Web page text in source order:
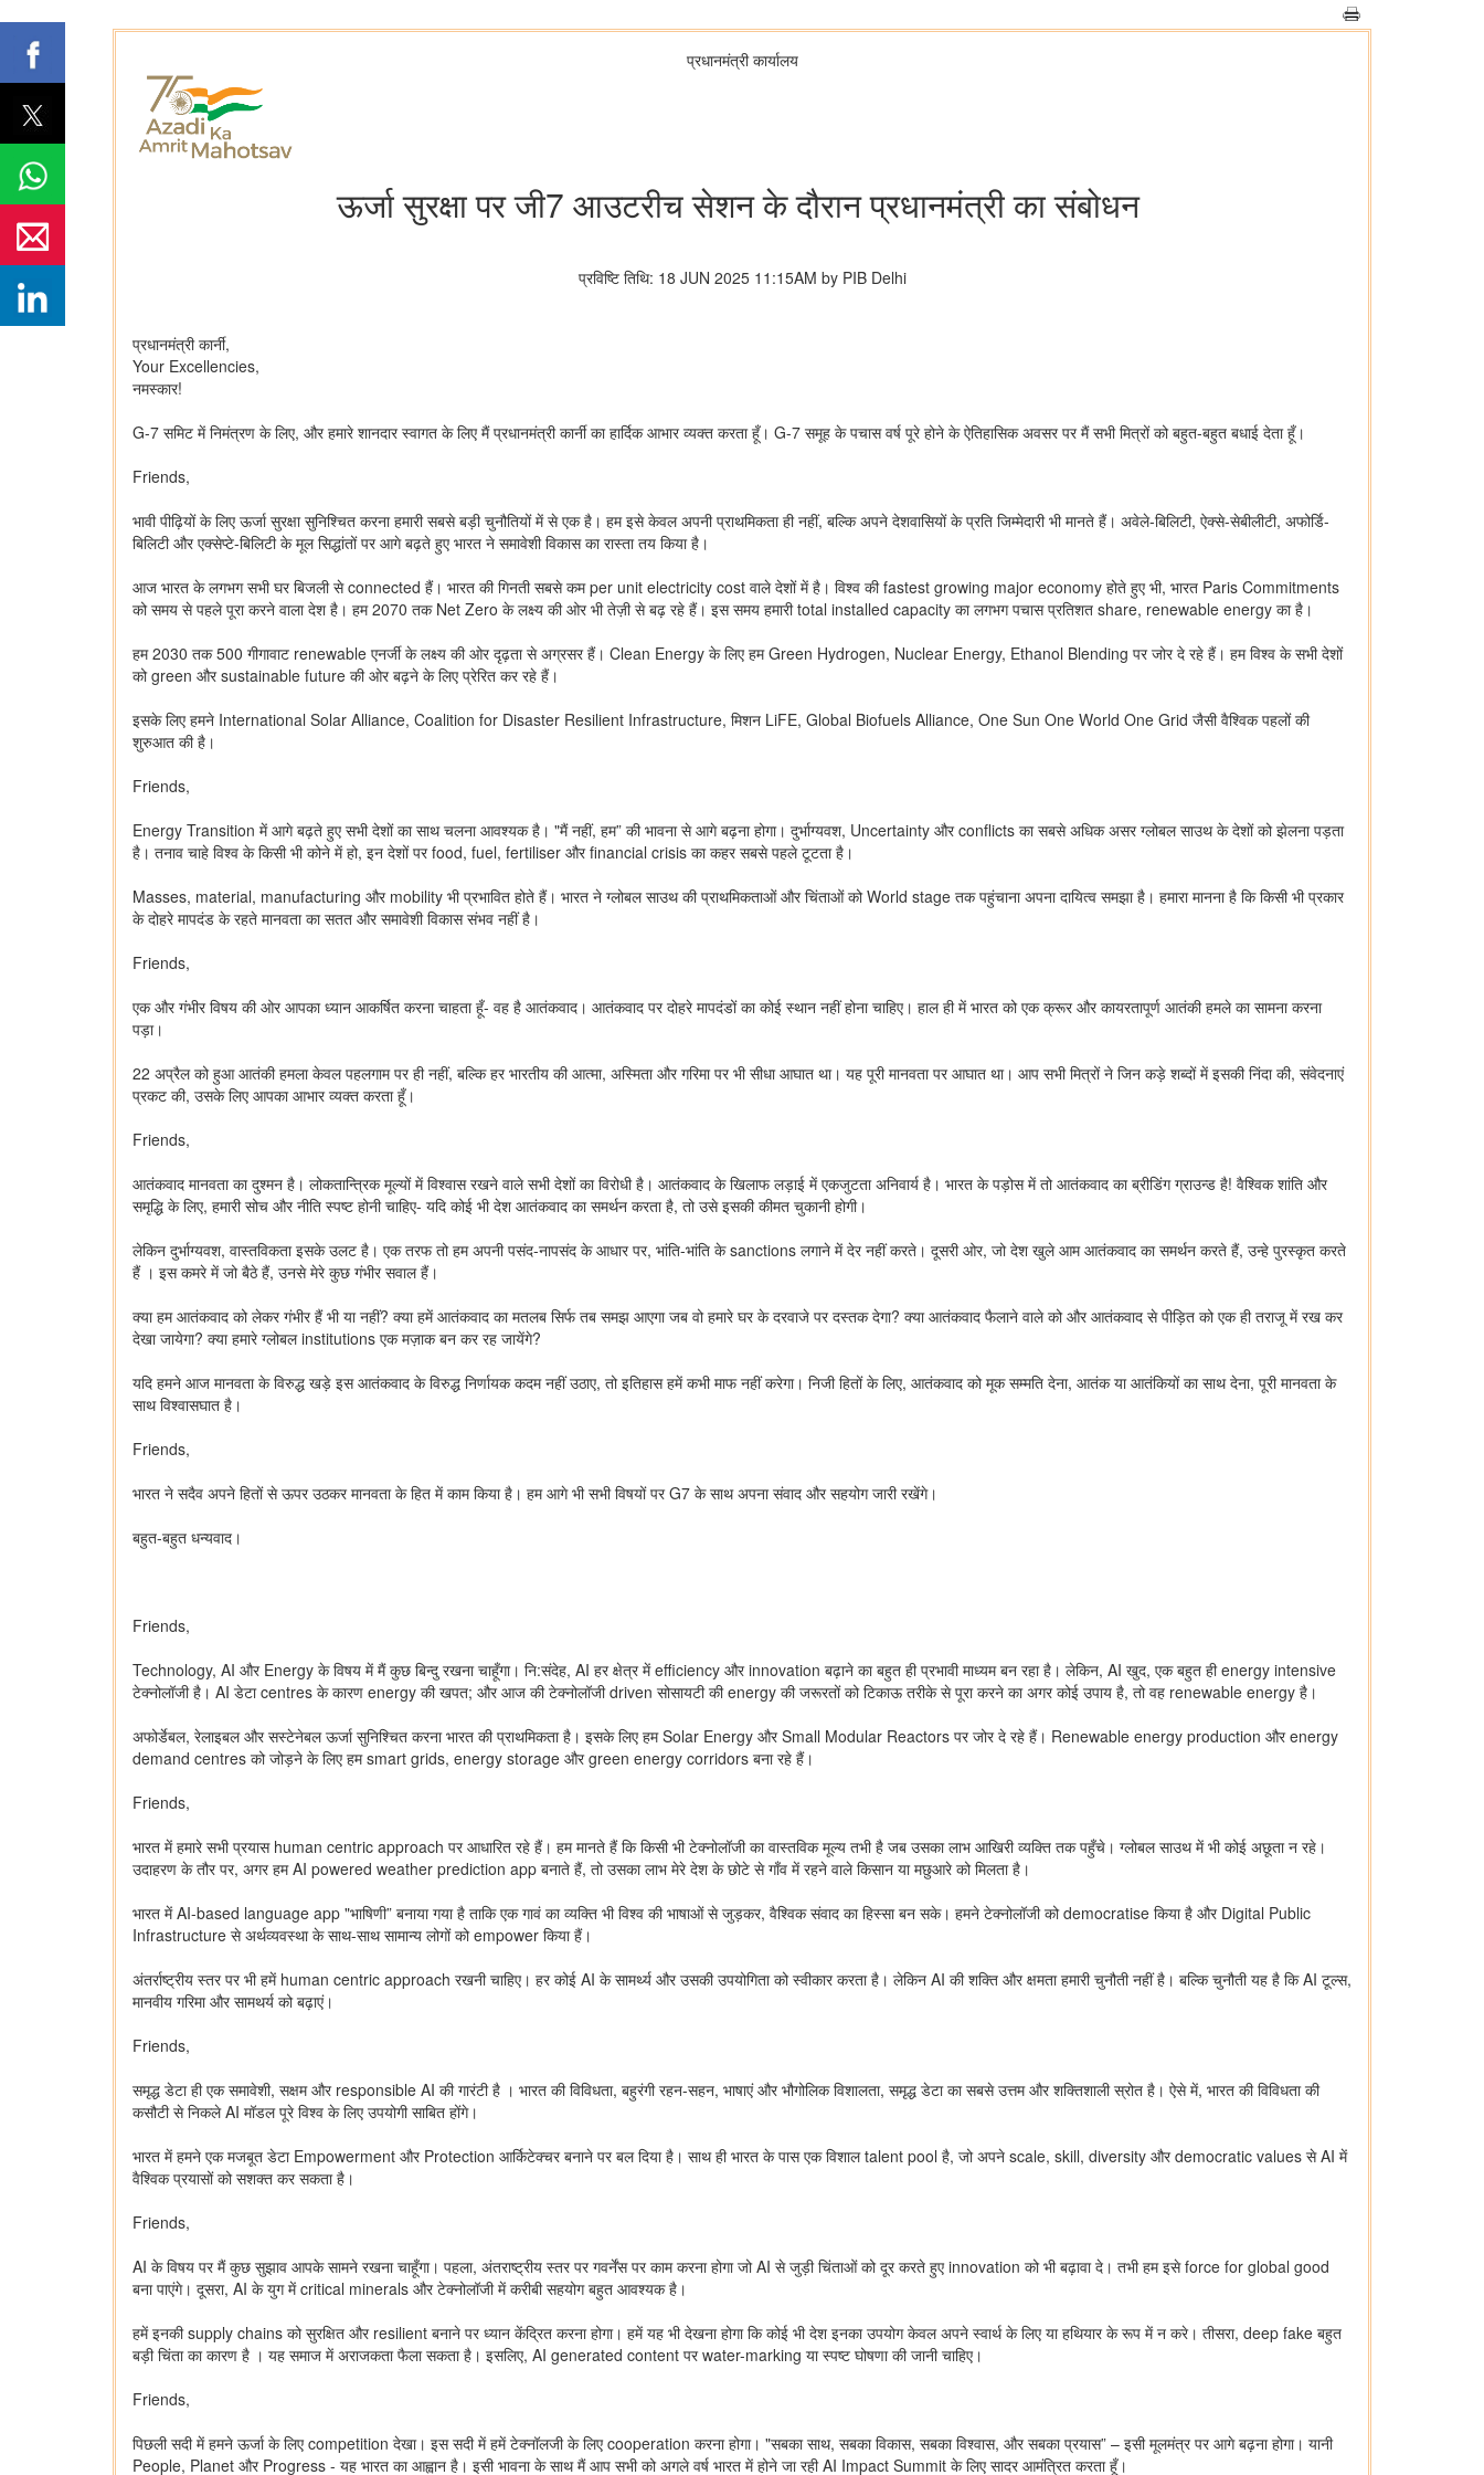
प्रधानमंत्री कार्यालय
ऊर्जा सुरक्षा पर जी7 आउटरीच सेशन के दौरान प्रधानमंत्री का संबोधन
प्रविष्टि तिथि: 18 JUN 2025 11:15AM by PIB Delhi
प्रधानमंत्री कार्नी,
Your Excellencies,
नमस्कार!
G-7 समिट में निमंत्रण के लिए, और हमारे शानदार स्वागत के लिए मैं प्रधानमंत्री कार्नी का हार्दिक आभार व्यक्त करता हूँ। G-7 समूह के पचास वर्ष पूरे होने के ऐतिहासिक अवसर पर मैं सभी मित्रों को बहुत-बहुत बधाई देता हूँ।
Friends,
भावी पीढ़ियों के लिए ऊर्जा सुरक्षा सुनिश्चित करना हमारी सबसे बड़ी चुनौतियों में से एक है। हम इसे केवल अपनी प्राथमिकता ही नहीं, बल्कि अपने देशवासियों के प्रति जिम्मेदारी भी मानते हैं। अवेले-बिलिटी, ऐक्से-सेबीलीटी, अफोर्डि-
बिलिटी और एक्सेप्टे-बिलिटी के मूल सिद्धांतों पर आगे बढ़ते हुए भारत ने समावेशी विकास का रास्ता तय किया है।
आज भारत के लगभग सभी घर बिजली से connected हैं। भारत की गिनती सबसे कम per unit electricity cost वाले देशों में है। विश्व की fastest growing major economy होते हुए भी, भारत Paris Commitments
को समय से पहले पूरा करने वाला देश है। हम 2070 तक Net Zero के लक्ष्य की ओर भी तेज़ी से बढ़ रहे हैं। इस समय हमारी total installed capacity का लगभग पचास प्रतिशत share, renewable energy का है।
हम 2030 तक 500 गीगावाट renewable एनर्जी के लक्ष्य की ओर दृढ़ता से अग्रसर हैं। Clean Energy के लिए हम Green Hydrogen, Nuclear Energy, Ethanol Blending पर जोर दे रहे हैं। हम विश्व के सभी देशों
को green और sustainable future की ओर बढ़ने के लिए प्रेरित कर रहे हैं।
इसके लिए हमने International Solar Alliance, Coalition for Disaster Resilient Infrastructure, मिशन LiFE, Global Biofuels Alliance, One Sun One World One Grid जैसी वैश्विक पहलों की
शुरुआत की है।
Friends,
Energy Transition में आगे बढ़ते हुए सभी देशों का साथ चलना आवश्यक है। "मैं नहीं, हम” की भावना से आगे बढ़ना होगा। दुर्भाग्यवश, Uncertainty और conflicts का सबसे अधिक असर ग्लोबल साउथ के देशों को झेलना पड़ता
है। तनाव चाहे विश्व के किसी भी कोने में हो, इन देशों पर food, fuel, fertiliser और financial crisis का कहर सबसे पहले टूटता है।
Masses, material, manufacturing और mobility भी प्रभावित होते हैं। भारत ने ग्लोबल साउथ की प्राथमिकताओं और चिंताओं को World stage तक पहुंचाना अपना दायित्व समझा है। हमारा मानना है कि किसी भी प्रकार
के दोहरे मापदंड के रहते मानवता का सतत और समावेशी विकास संभव नहीं है।
Friends,
एक और गंभीर विषय की ओर आपका ध्यान आकर्षित करना चाहता हूँ- वह है आतंकवाद। आतंकवाद पर दोहरे मापदंडों का कोई स्थान नहीं होना चाहिए। हाल ही में भारत को एक क्रूर और कायरतापूर्ण आतंकी हमले का सामना करना
पड़ा।
22 अप्रैल को हुआ आतंकी हमला केवल पहलगाम पर ही नहीं, बल्कि हर भारतीय की आत्मा, अस्मिता और गरिमा पर भी सीधा आघात था। यह पूरी मानवता पर आघात था। आप सभी मित्रों ने जिन कड़े शब्दों में इसकी निंदा की, संवेदनाएं
प्रकट की, उसके लिए आपका आभार व्यक्त करता हूँ।
Friends,
आतंकवाद मानवता का दुश्मन है। लोकतान्त्रिक मूल्यों में विश्वास रखने वाले सभी देशों का विरोधी है। आतंकवाद के खिलाफ लड़ाई में एकजुटता अनिवार्य है। भारत के पड़ोस में तो आतंकवाद का ब्रीडिंग ग्राउन्ड है! वैश्विक शांति और
समृद्धि के लिए, हमारी सोच और नीति स्पष्ट होनी चाहिए- यदि कोई भी देश आतंकवाद का समर्थन करता है, तो उसे इसकी कीमत चुकानी होगी।
लेकिन दुर्भाग्यवश, वास्तविकता इसके उलट है। एक तरफ तो हम अपनी पसंद-नापसंद के आधार पर, भांति-भांति के sanctions लगाने में देर नहीं करते। दूसरी ओर, जो देश खुले आम आतंकवाद का समर्थन करते हैं, उन्हे पुरस्कृत करते
हैं । इस कमरे में जो बैठे हैं, उनसे मेरे कुछ गंभीर सवाल हैं।
क्या हम आतंकवाद को लेकर गंभीर हैं भी या नहीं? क्या हमें आतंकवाद का मतलब सिर्फ तब समझ आएगा जब वो हमारे घर के दरवाजे पर दस्तक देगा? क्या आतंकवाद फैलाने वाले को और आतंकवाद से पीड़ित को एक ही तराजू में रख कर
देखा जायेगा? क्या हमारे ग्लोबल institutions एक मज़ाक बन कर रह जायेंगे?
यदि हमने आज मानवता के विरुद्ध खड़े इस आतंकवाद के विरुद्ध निर्णायक कदम नहीं उठाए, तो इतिहास हमें कभी माफ नहीं करेगा। निजी हितों के लिए, आतंकवाद को मूक सम्मति देना, आतंक या आतंकियों का साथ देना, पूरी मानवता के
साथ विश्वासघात है।
Friends,
भारत ने सदैव अपने हितों से ऊपर उठकर मानवता के हित में काम किया है। हम आगे भी सभी विषयों पर G7 के साथ अपना संवाद और सहयोग जारी रखेंगे।
बहुत-बहुत धन्यवाद।
Friends,
Technology, AI और Energy के विषय में मैं कुछ बिन्दु रखना चाहूँगा। नि:संदेह, AI हर क्षेत्र में efficiency और innovation बढ़ाने का बहुत ही प्रभावी माध्यम बन रहा है। लेकिन, AI खुद, एक बहुत ही energy intensive
टेक्नोलॉजी है। AI डेटा centres के कारण energy की खपत; और आज की टेक्नोलॉजी driven सोसायटी की energy की जरूरतों को टिकाऊ तरीके से पूरा करने का अगर कोई उपाय है, तो वह renewable energy है।
अफोर्डेबल, रेलाइबल और सस्टेनेबल ऊर्जा सुनिश्चित करना भारत की प्राथमिकता है। इसके लिए हम Solar Energy और Small Modular Reactors पर जोर दे रहे हैं। Renewable energy production और energy
demand centres को जोड़ने के लिए हम smart grids, energy storage और green energy corridors बना रहे हैं।
Friends,
भारत में हमारे सभी प्रयास human centric approach पर आधारित रहे हैं। हम मानते हैं कि किसी भी टेक्नोलॉजी का वास्तविक मूल्य तभी है जब उसका लाभ आखिरी व्यक्ति तक पहुँचे। ग्लोबल साउथ में भी कोई अछूता न रहे।
उदाहरण के तौर पर, अगर हम AI powered weather prediction app बनाते हैं, तो उसका लाभ मेरे देश के छोटे से गाँव में रहने वाले किसान या मछुआरे को मिलता है।
भारत में AI-based language app "भाषिणी” बनाया गया है ताकि एक गावं का व्यक्ति भी विश्व की भाषाओं से जुड़कर, वैश्विक संवाद का हिस्सा बन सके। हमने टेक्नोलॉजी को democratise किया है और Digital Public
Infrastructure से अर्थव्यवस्था के साथ-साथ सामान्य लोगों को empower किया हैं।
अंतर्राष्ट्रीय स्तर पर भी हमें human centric approach रखनी चाहिए। हर कोई AI के सामर्थ्य और उसकी उपयोगिता को स्वीकार करता है। लेकिन AI की शक्ति और क्षमता हमारी चुनौती नहीं है। बल्कि चुनौती यह है कि AI टूल्स,
मानवीय गरिमा और सामथर्य को बढ़ाएं।
Friends,
समृद्ध डेटा ही एक समावेशी, सक्षम और responsible AI की गारंटी है । भारत की विविधता, बहुरंगी रहन-सहन, भाषाएं और भौगोलिक विशालता, समृद्ध डेटा का सबसे उत्तम और शक्तिशाली स्रोत है। ऐसे में, भारत की विविधता की
कसौटी से निकले AI मॉडल पूरे विश्व के लिए उपयोगी साबित होंगे।
भारत में हमने एक मजबूत डेटा Empowerment और Protection आर्किटेक्चर बनाने पर बल दिया है। साथ ही भारत के पास एक विशाल talent pool है, जो अपने scale, skill, diversity और democratic values से AI में
वैश्विक प्रयासों को सशक्त कर सकता है।
Friends,
AI के विषय पर मैं कुछ सुझाव आपके सामने रखना चाहूँगा। पहला, अंतराष्ट्रीय स्तर पर गवर्नेंस पर काम करना होगा जो AI से जुड़ी चिंताओं को दूर करते हुए innovation को भी बढ़ावा दे। तभी हम इसे force for global good
बना पाएंगे। दूसरा, AI के युग में critical minerals और टेक्नोलॉजी में करीबी सहयोग बहुत आवश्यक है।
हमें इनकी supply chains को सुरक्षित और resilient बनाने पर ध्यान केंद्रित करना होगा। हमें यह भी देखना होगा कि कोई भी देश इनका उपयोग केवल अपने स्वार्थ के लिए या हथियार के रूप में न करे। तीसरा, deep fake बहुत
बड़ी चिंता का कारण है । यह समाज में अराजकता फैला सकता है। इसलिए, AI generated content पर water-marking या स्पष्ट घोषणा की जानी चाहिए।
Friends,
पिछली सदी में हमने ऊर्जा के लिए competition देखा। इस सदी में हमें टेक्नॉलजी के लिए cooperation करना होगा। "सबका साथ, सबका विकास, सबका विश्वास, और सबका प्रयास” – इसी मूलमंत्र पर आगे बढ़ना होगा। यानी
People, Planet और Progress - यह भारत का आह्वान है। इसी भावना के साथ मैं आप सभी को अगले वर्ष भारत में होने जा रही AI Impact Summit के लिए सादर आमंत्रित करता हूँ।